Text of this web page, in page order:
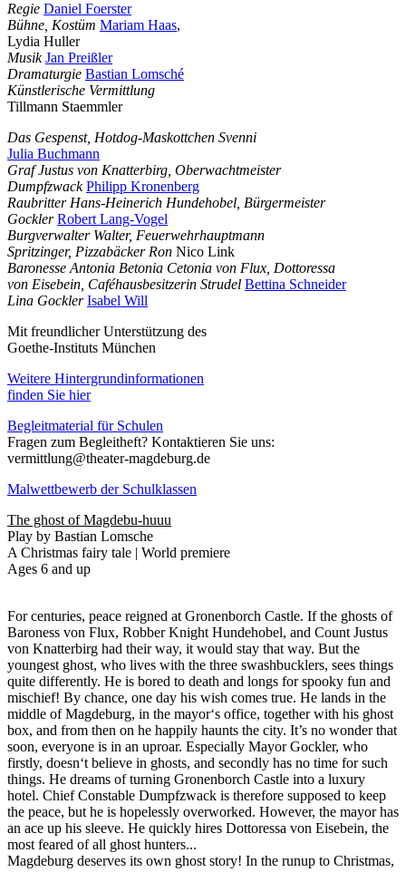
Regie Daniel Foerster
Bühne, Kostüm Mariam Haas,
Lydia Huller
MusikJan Preißler
Dramaturgie Bastian Lomsché
Künstlerische Vermittlung
Tillmann Staemmler
Das Gespenst, Hotdog-Maskottchen Svenni
Julia Buchmann
Graf Justus von Knatterbirg, Oberwachtmeister
DumpfzwackPhilipp Kronenberg
Raubritter Hans-Heinerich Hundehobel, Bürgermeister
GocklerRobert Lang-Vogel
Burgverwalter Walter, Feuerwehrhauptmann
Spritzinger, Pizzabäcker Ron Nico Link
Baronesse Antonia Betonia Cetonia von Flux, Dottoressa
von Eisebein, Caféhausbesitzerin Strudel Bettina Schneider
Lina GocklerIsabel Will
Mit freundlicher Unterstützung des
Goethe-Instituts München
Weitere Hintergrundinformationen
finden Sie hier
Begleitmaterial für Schulen
Fragen zum Begleitheft? Kontaktieren Sie uns:
vermittlung@theater-magdeburg.de
Malwettbewerb der Schulklassen
The ghost of Magdebu-huuu
Play by Bastian Lomsche
A Christmas fairy tale | World premiere
Ages 6 and up
For centuries, peace reigned at Gronenborch Castle. If the ghosts of
Baroness von Flux, Robber Knight Hundehobel, and Count Justus
von Knatterbirg had their way, it would stay that way. But the
youngest ghost, who lives with the three swashbucklers, sees things
quite differently. He is bored to death and longs for spooky fun and
mischief! By chance, one day his wish comes true. He lands in the
middle of Magdeburg, in the mayor‘s office, together with his ghost
box, and from then on he happily haunts the city. It’s no wonder that
soon, everyone is in an uproar. Especially Mayor Gockler, who
firstly, doesn‘t believe in ghosts, and secondly has no time for such
things. He dreams of turning Gronenborch Castle into a luxury
hotel. Chief Constable Dumpfzwack is therefore supposed to keep
the peace, but he is hopelessly overworked. However, the mayor has
an ace up his sleeve. He quickly hires Dottoressa von Eisebein, the
most feared of all ghost hunters...
Magdeburg deserves its own ghost story! In the runup to Christmas,